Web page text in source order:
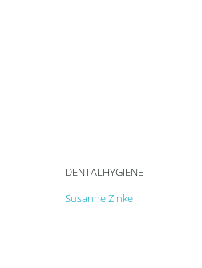
DENTALHYGIENE
Susanne Zinke